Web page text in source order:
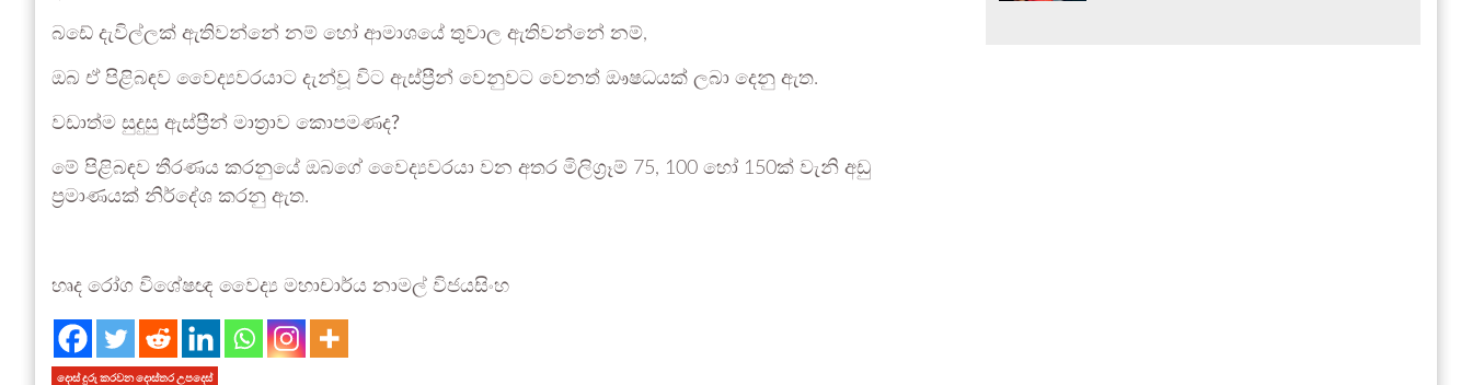
බඩේ දැවිල්ලක් ඇතිවන්නේ නම් හෝ ආමාශයේ තුවාල ඇතිවන්නේ නම්,
ඔබ ඒ පිළිබඳව වෛද්‍යවරයාට දැන්වූ විට ඇස්ප්‍රීන් වෙනුවට වෙනත් ඖෂධයක් ලබා දෙනු ඇත.
වඩාත්ම සුදුසු ඇස්ප්‍රීන් මාත්‍රාව කොපමණද?
මේ පිළිබඳව තීරණය කරනුයේ ඔබගේ වෛද්‍යවරයා වන අතර මිලිග්‍රෑම් 75, 100 හෝ 150ක් වැනි අඩු
ප්‍රමාණයක් නිර්දේශ කරනු ඇත.
හෘද රෝග විශේෂඥ වෛද්‍ය මහාචාර්ය නාමල් විජයසිංහ
දොස් දුරු කරවන දොස්තර උපදෙස්